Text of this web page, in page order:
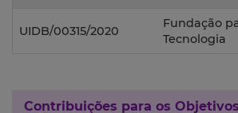
UIDB/00315/2020
Fundação
Tecnologia
Contribuições para os